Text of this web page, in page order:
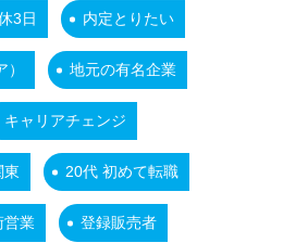
3日 内定とりたい
地元の有名企業
キャリアチェンジ
東 20代 初めて転職
営業 登録販売者